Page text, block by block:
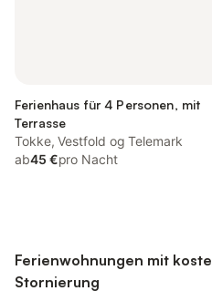
Ferienhaus für 4 Personen, mit
Terrasse
Tokke, Vestfold og Telemark
ab45 €pro Nacht
Ferienwohnungen mit
Stornierung